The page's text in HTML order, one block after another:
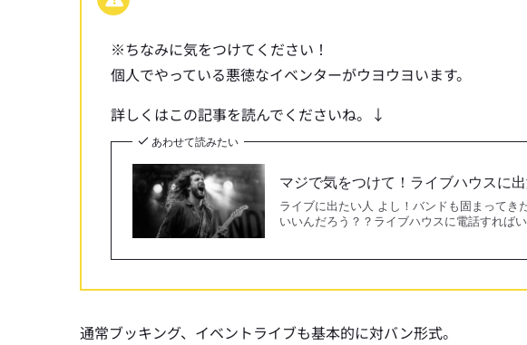
※ちなみに気をつけてください！
個人でやっている悪徳なイベンターがウヨウヨいます。
詳しくはこの記事を読んでくださいね。↓
あわせて読みたい
マジで気をつけて！ライブハウスに
ライブに出たい人 よし！バンドも固まって
いいんだろう？？ライブハウスに電話すれば
通常ブッキング、イベントライブも基本的に対バン形式。